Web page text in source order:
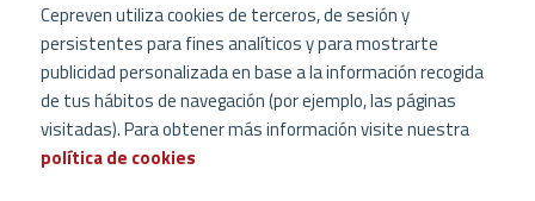
NORMAS INSURANCE EUROPE,
GUÍAS CFPA EUROPE Y
DOCUMENTOS TÉCNICOS EN
ESPAÑOL
Cepreven utiliza cookies de terceros, de sesión y
persistentes para fines analíticos y para mostrarte
publicidad personalizada en base a la información recogida
de tus hábitos de navegación (por ejemplo, las páginas
visitadas). Para obtener más información visite nuestra
política de cookies